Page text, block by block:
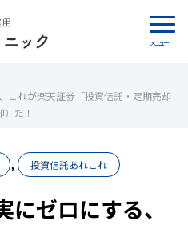
メニュー
これが楽天証券「投資信託・定期売却
だ！
, 投資信託あれこれ
ゼロにする、